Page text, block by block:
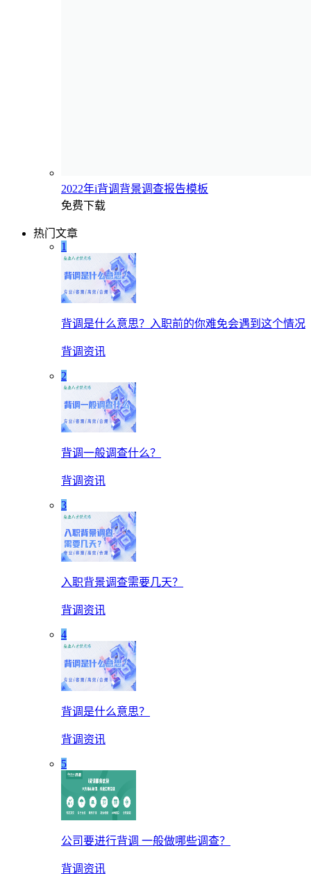
2022年i背调背景调查报告模板
免费下载
热门文章
1
背调是什么意思？入职前的你难免会遇到这个情况
背调资讯
2
背调一般调查什么？
背调资讯
3
入职背景调查需要几天？
背调资讯
4
背调是什么意思？
背调资讯
5
公司要进行背调 一般做哪些调查？
背调资讯